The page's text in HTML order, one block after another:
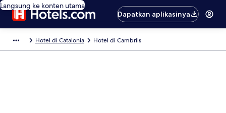
Langsung ke konten utama
Dapatkan aplikasinya
Hotel di Catalonia Hotel di Cambrils